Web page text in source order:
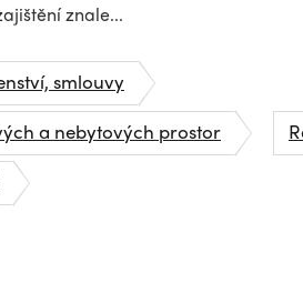
znale...
smlouvy
a nebytových prostor